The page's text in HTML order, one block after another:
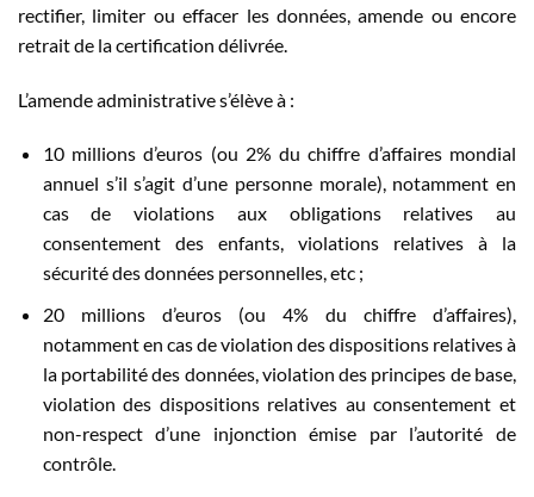
rectifier, limiter ou effacer les données, amende ou encore
retrait de la certification délivrée.
L’amende administrative s’élève à :
10 millions d’euros (ou 2% du chiffre d’affaires mondial
annuel s’il s’agit d’une personne morale), notamment en
cas de violations aux obligations relatives au
consentement des enfants, violations relatives à la
sécurité des données personnelles, etc ;
20 millions d’euros (ou 4% du chiffre d’affaires),
notamment en cas de violation des dispositions relatives à
la portabilité des données, violation des principes de base,
violation des dispositions relatives au consentement et
non-respect d’une injonction émise par l’autorité de
contrôle.